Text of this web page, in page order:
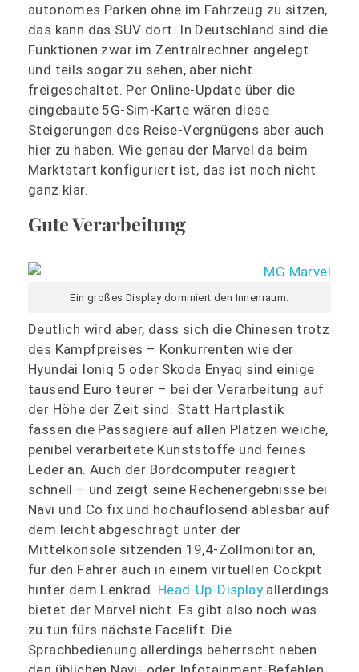
autonomes Parken ohne im Fahrzeug zu sitzen,
das kann das SUV dort. In Deutschland sind die
Funktionen zwar im Zentralrechner angelegt
und teils sogar zu sehen, aber nicht
freigeschaltet. Per Online-Update über die
eingebaute 5G-Sim-Karte wären diese
Steigerungen des Reise-Vergnügens aber auch
hier zu haben. Wie genau der Marvel da beim
Marktstart konfiguriert ist, das ist noch nicht
ganz klar.
Gute Verarbeitung
Ein großes Display dominiert den Innenraum.
Deutlich wird aber, dass sich die Chinesen trotz
des Kampfpreises – Konkurrenten wie der
Hyundai Ioniq 5 oder Skoda Enyaq sind einige
tausend Euro teurer – bei der Verarbeitung auf
der Höhe der Zeit sind. Statt Hartplastik
fassen die Passagiere auf allen Plätzen weiche,
penibel verarbeitete Kunststoffe und feines
Leder an. Auch der Bordcomputer reagiert
schnell – und zeigt seine Rechenergebnisse bei
Navi und Co fix und hochauflösend ablesbar auf
dem leicht abgeschrägt unter der
Mittelkonsole sitzenden 19,4-Zollmonitor an,
für den Fahrer auch in einem virtuellen Cockpit
hinter dem Lenkrad. Head-Up-Display allerdings
bietet der Marvel nicht. Es gibt also noch was
zu tun fürs nächste Facelift. Die
Sprachbedienung allerdings beherrscht neben